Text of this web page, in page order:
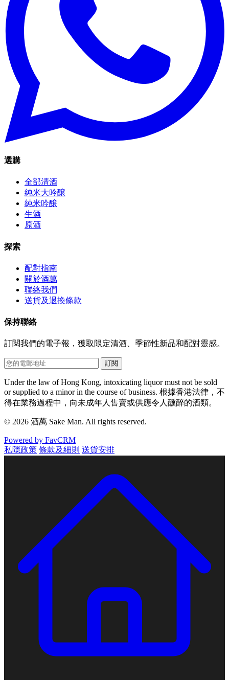
選購
全部清酒
純米大吟醸
純米吟醸
生酒
原酒
探索
配對指南
關於酒萬
聯絡我們
送貨及退換條款
保持聯絡
訂閱我們的電子報，獲取限定清酒、季節性新品和配對靈感。
訂閱
Under the law of Hong Kong, intoxicating liquor must not be sold
or supplied to a minor in the course of business. 根據香港法律，不
得在業務過程中，向未成年人售賣或供應令人醺醉的酒類。
© 2026 酒萬 Sake Man. All rights reserved.
Powered by FavCRM
私隱政策 條款及細則 送貨安排